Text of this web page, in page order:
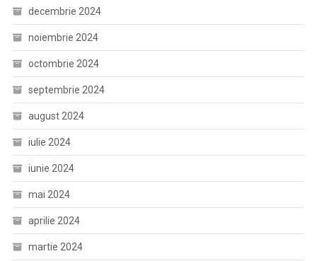
decembrie 2024
noiembrie 2024
octombrie 2024
septembrie 2024
august 2024
iulie 2024
iunie 2024
mai 2024
aprilie 2024
martie 2024